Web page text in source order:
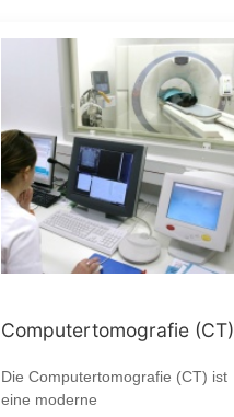
Computertomografie (CT)
Die Computertomografie (CT) ist
eine moderne